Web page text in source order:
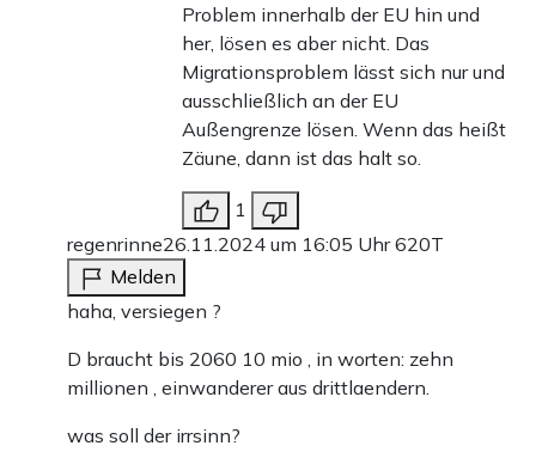
Problem innerhalb der EU hin und
her, lösen es aber nicht. Das
Migrationsproblem lässt sich nur und
ausschließlich an der EU
Außengrenze lösen. Wenn das heißt
Zäune, dann ist das halt so.
1
regenrinne26.11.2024 um 16:05 Uhr620T
Melden
haha, versiegen ?
D braucht bis 2060 10 mio , in worten: zehn
millionen , einwanderer aus drittlaendern.
was soll der irrsinn?